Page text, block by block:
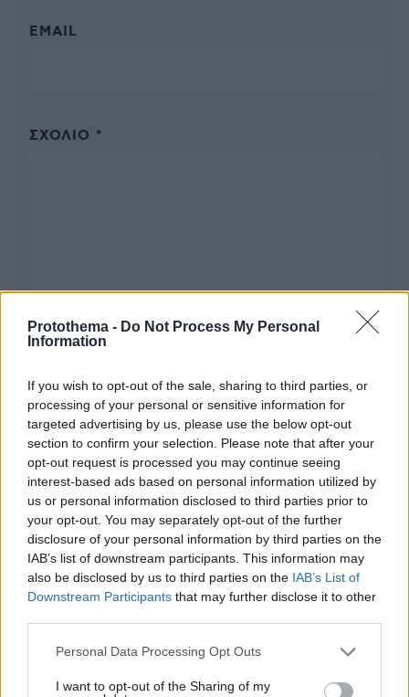
Protothema - Do Not Process My Personal
Information
If you wish to opt-out of the sale, sharing to third parties, or
processing of your personal or sensitive information for
targeted advertising by us, please use the below opt-out
section to confirm your selection. Please note that after your
opt-out request is processed you may continue seeing
interest-based ads based on personal information utilized by
us or personal information disclosed to third parties prior to
your opt-out. You may separately opt-out of the further
disclosure of your personal information by third parties on the
IAB’s list of downstream participants. This information may
also be disclosed by us to third parties on the IAB’s List of
Downstream Participants that may further disclose it to other
Please note that this website/app uses one or more Google
not limited to your visit or usage behaviour. You may click to
Personal Data Processing Opt Outs
I want to opt-out of the Sharing of my
EMAIL
ΣΧΌΛΙΟ *
* Υποχρεωτικά πεδία
ΡΟΗ ΕΙΔΗΣΕΩΝ
Ειδήσεις Δημοφιλή Σχολιασμένα
κομψή απόχρωση ξανθού για το φετινό καλοκαίρι
πριν 8 λεπτά
πριν 10 λεπτά